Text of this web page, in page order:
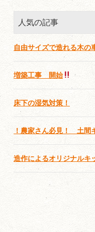
人気の記事
自由サイズで造れる木の
増築工事 開始
床下の湿気対策！
！農家さん必見！ 土間
造作によるオリジナルキ